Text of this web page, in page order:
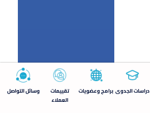
دراسات الجدوى برامج وعضويات
تقييمات
العملاء
وسائل التواصل